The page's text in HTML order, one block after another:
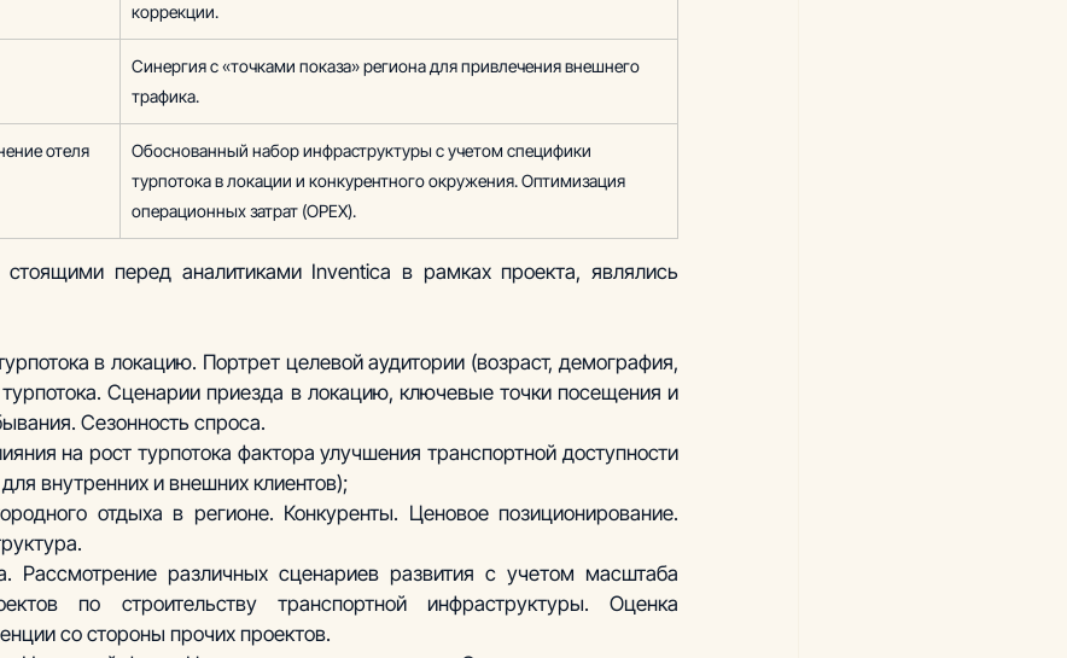
коррекции.
Синергия с «точками показа» региона для привлечения внешнего
трафика.
отеля
Обоснованный набор инфраструктуры с учетом специфики
турпотока в локации и конкурентного окружения. Оптимизация
операционных затрат (OPEX).
перед аналитиками Inventica в рамках проекта, являлись
в локацию. Портрет целевой аудитории (возраст, демография,
Сценарии приезда в локацию, ключевые точки посещения и
Сезонность спроса.
на рост турпотока фактора улучшения транспортной доступности
внутренних и внешних клиентов);
отдыха в регионе. Конкуренты. Ценовое позиционирование.
Рассмотрение различных сценариев развития с учетом масштаба
по строительству транспортной инфраструктуры. Оценка
со стороны прочих проектов.